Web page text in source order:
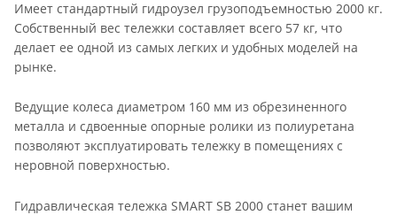
Имеет стандартный гидроузел грузоподъемностью 2000 кг.
Собственный вес тележки составляет всего 57 кг, что
делает ее одной из самых легких и удобных моделей на
рынке.
Ведущие колеса диаметром 160 мм из обрезиненного
металла и сдвоенные опорные ролики из полиуретана
позволяют эксплуатировать тележку в помещениях с
неровной поверхностью.
Гидравлическая тележка SMART SB 2000 станет вашим